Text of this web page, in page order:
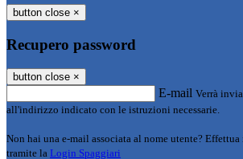
button close ×
Recupero password
button close ×
E-mail Verrà
all'indirizzo indicato con le istruzioni necessarie.
Non hai una e-mail associata al nome utente? Effettua
tramite la Login Spaggiari